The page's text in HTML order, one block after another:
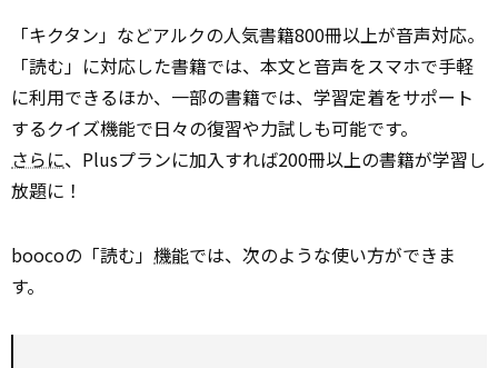
「キクタン」などアルクの人気書籍800冊以上が音声対応。
「読む」に対応した書籍では、本文と音声をスマホで手軽
に利用できるほか、一部の書籍では、学習定着をサポート
するクイズ機能で日々の復習や力試しも可能です。
さらに、Plusプランに加入すれば200冊以上の書籍が学習し
放題に！
boocoの「読む」 機能では、次のような使い方ができま
す。